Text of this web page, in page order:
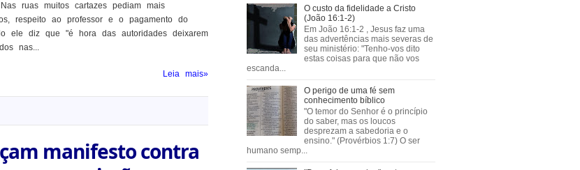
ruas muitos cartazes pediam mais
respeito ao professor e o pagamento do
ele diz que "é hora das autoridades deixarem
nas...
Leia mais»
manifesto contra
O custo da fidelidade a Cristo
(João 16:1-2)
Em João 16:1-2 , Jesus faz uma
das advertências mais severas de
seu ministério: "Tenho-vos dito
estas coisas para que não vos
escanda...
O perigo de uma fé sem
conhecimento bíblico
"O temor do Senhor é o princípio
do saber, mas os loucos
desprezam a sabedoria e o
ensino." (Provérbios 1:7) O ser
humano semp...